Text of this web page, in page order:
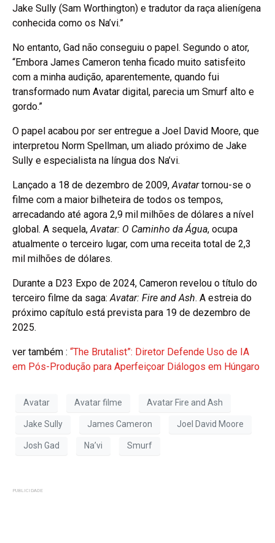
Jake Sully (Sam Worthington) e tradutor da raça alienígena
conhecida como os Na’vi.”
No entanto, Gad não conseguiu o papel. Segundo o ator,
“Embora James Cameron tenha ficado muito satisfeito
com a minha audição, aparentemente, quando fui
transformado num Avatar digital, parecia um Smurf alto e
gordo.”
O papel acabou por ser entregue a Joel David Moore, que
interpretou Norm Spellman, um aliado próximo de Jake
Sully e especialista na língua dos Na’vi.
Lançado a 18 de dezembro de 2009,Avatartornou-se o
filme com a maior bilheteira de todos os tempos,
arrecadando até agora 2,9 mil milhões de dólares a nível
global. A sequela,Avatar: O Caminho da Água, ocupa
atualmente o terceiro lugar, com uma receita total de 2,3
mil milhões de dólares.
Durante a D23 Expo de 2024, Cameron revelou o título do
terceiro filme da saga:Avatar: Fire and Ash. A estreia do
próximo capítulo está prevista para 19 de dezembro de
2025.
ver também : “The Brutalist”: Diretor Defende Uso de IA
em Pós-Produção para Aperfeiçoar Diálogos em Húngaro
Avatar Avatar filme Avatar Fire and Ash
Jake Sully James Cameron Joel David Moore
Josh Gad Na’vi Smurf
PUBLICIDADE